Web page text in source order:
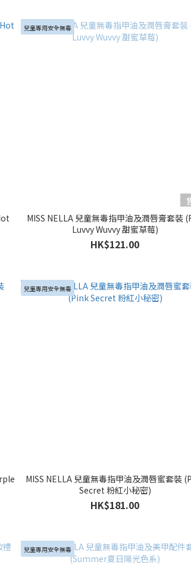
兒童專用安全無毒
MISS NELLA 兒童無毒指甲油及潤唇膏套裝
Luvvy Wuvvy 甜蜜草莓)
HK$121.00
兒童專用安全無毒
MISS NELLA 兒童無毒指甲油及潤唇蜜套裝
Secret 粉紅小秘密)
HK$181.00
兒童專用安全無毒